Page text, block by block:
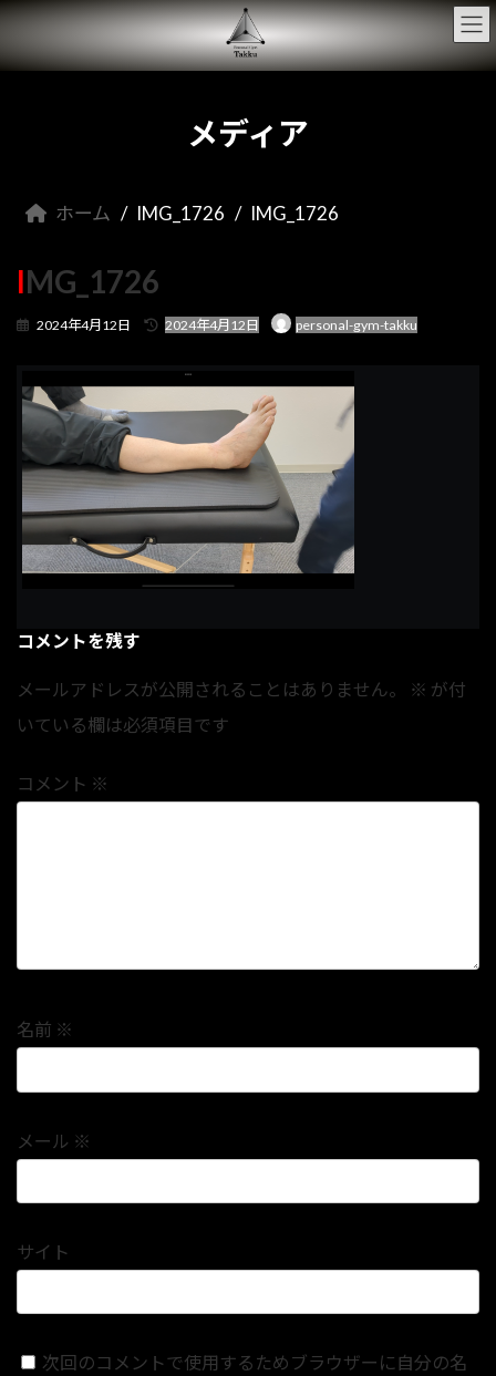
コ
テ
ナ
ゲ
メディア
ホーム IMG_1726 IMG_1726
IMG_1726
2024年4月12日
最
:
2024年4月12日 personal-gym-takku
コメントを残す
メールアドレスが公開されることはありません。 ※ が付
いている欄は必須項目です
コメント ※
名前 ※
メール ※
サイト
次回のコメントで使用するためブラウザーに自分の名